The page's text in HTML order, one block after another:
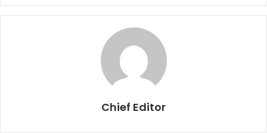
Chief Editor